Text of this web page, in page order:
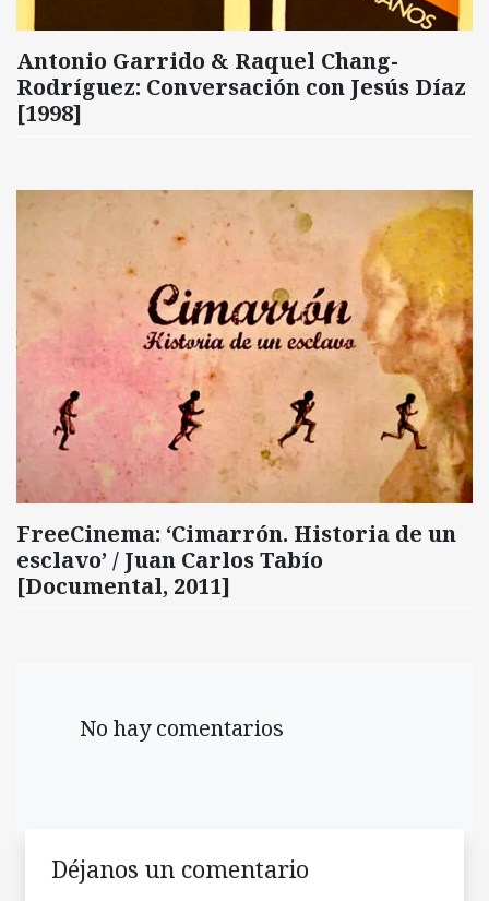
Antonio Garrido & Raquel Chang-
Rodríguez: Conversación con Jesús Díaz
[1998]
FreeCinema: ‘Cimarrón. Historia de un
esclavo’ / Juan Carlos Tabío
[Documental, 2011]
No hay comentarios
Déjanos un comentario